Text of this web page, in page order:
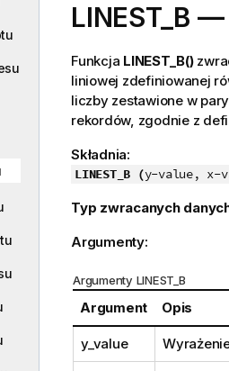
LINEST_B
Funkcja LINEST_B()
liniowej zdefiniowanej
liczby zestawione w
rekordów, zgodnie z
Składnia:
LINEST_B (y-value,
Typ zwracanych
Argumenty:
Argumenty LINEST_B
Argument Opis
y_value